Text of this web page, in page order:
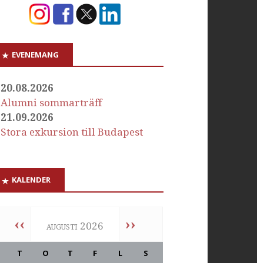
EVENEMANG
20.08.2026
Alumni sommarträff
21.09.2026
Stora exkursion till Budapest
KALENDER
‹‹ augusti 2026 ››
T O T F L S